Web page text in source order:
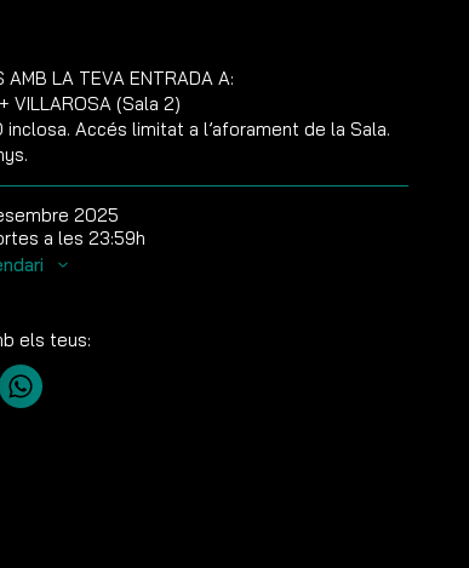
AMB LA TEVA ENTRADA A:
VILLAROSA (Sala 2)
inclosa. Accés limitat a l’aforament de la Sala.
2025
a les 23:59h
els teus: